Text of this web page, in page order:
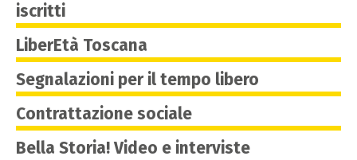
iscritti
LiberEtà Toscana
Segnalazioni per il tempo libero
Contrattazione sociale
Bella Storia! Video e interviste